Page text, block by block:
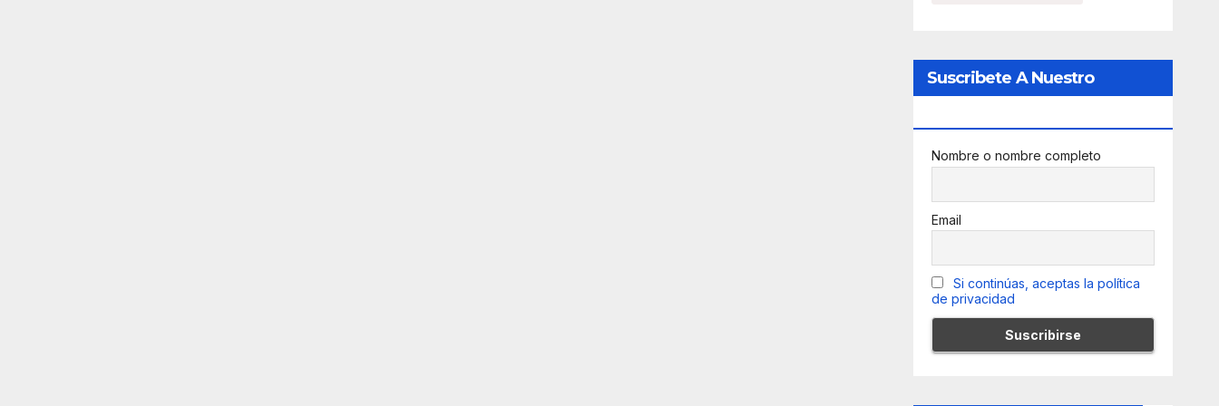
Suscribete A Nuestro
Nombre o nombre completo
Email
Si continúas, aceptas la política
de privacidad